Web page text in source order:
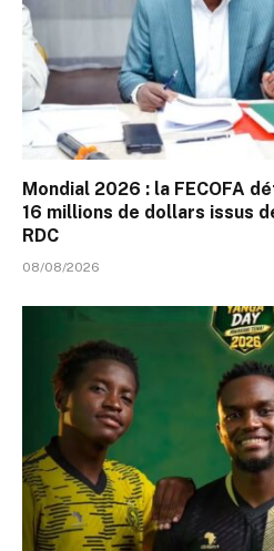
Mondial 2026 : la FECOFA
16 millions de dollars issus
RDC
08/08/2026